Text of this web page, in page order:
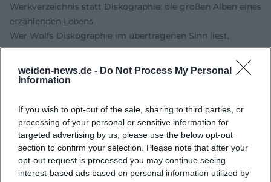
weiden-news.de - Do Not Process My Personal
Information
If you wish to opt-out of the sale, sharing to third parties, or
processing of your personal or sensitive information for
targeted advertising by us, please use the below opt-out
section to confirm your selection. Please note that after your
opt-out request is processed you may continue seeing
interest-based ads based on personal information utilized by
Werkverzeichnis statt Diskographie: die großen Alben eines
erzählenden Lebens
Wer Wolfs Diskographie im übertragenen Sinn liest,
erkennt eine konsequente Dramaturgie: „Der geteilte
Himmel“ (1963) als Durchbruch; „Nachdenken über Christa
T.“ (1968) als ästhetische Selbstbefragung;
Ort. Nirgends“ (1979) als poetische Begegnung zweier
Außenseiterstimmen; „Störfall“ (1987) als Parallelmontage
von Tschernobyl-Schock und privater Krise; „Kassandra“
(1983) und „Medea“ (1990er) als mythische
Gegenwartsanalysen; „Leibhaftig“ (2002) als somatisches